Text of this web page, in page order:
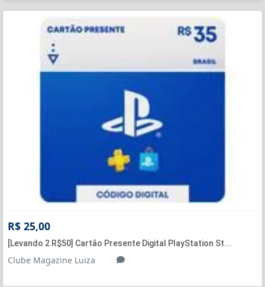
R$ 25,00
[Levando 2 R$50] Cartão Presente Digital PlayStation St...
Clube Magazine Luiza